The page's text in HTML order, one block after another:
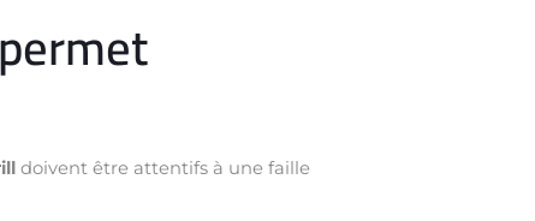
doivent être attentifs à une faille